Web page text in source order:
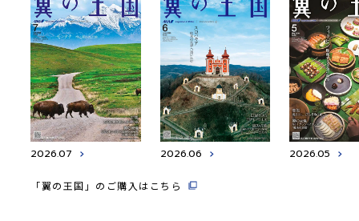
2026.07 2026.06 2026.05
「翼の王国」のご購入はこちら